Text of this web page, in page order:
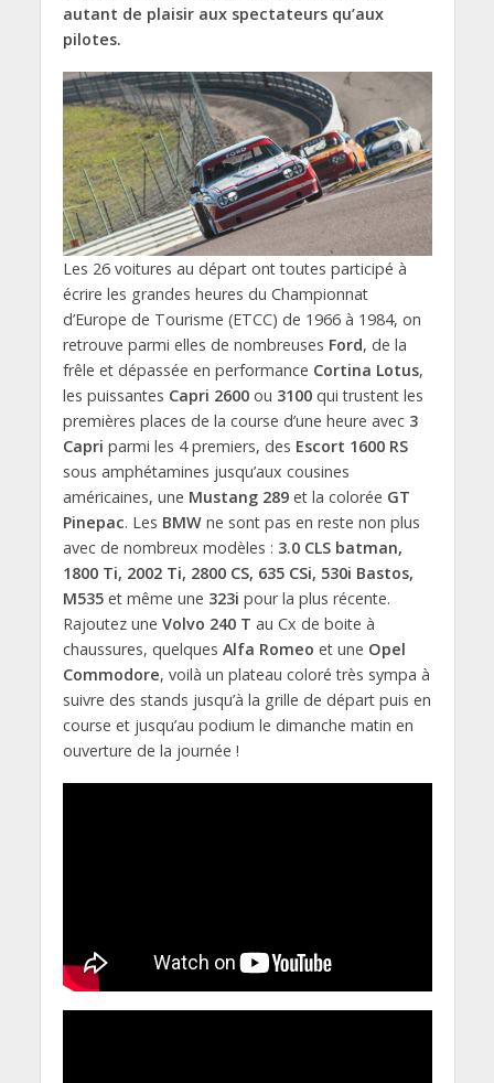
autant de plaisir aux spectateurs qu’aux
pilotes.
Les 26 voitures au départ ont toutes participé à
écrire les grandes heures du Championnat
d’Europe de Tourisme (ETCC) de 1966 à 1984, on
retrouve parmi elles de nombreuses Ford, de la
frêle et dépassée en performance Cortina Lotus,
les puissantes Capri 2600ou 3100qui trustent les
premières places de la course d’une heure avec 3
Capri parmi les 4 premiers, des Escort 1600 RS
sous amphétamines jusqu’aux cousines
américaines, une Mustang 289et la colorée GT
Pinepac. Les BMWne sont pas en reste non plus
avec de nombreux modèles : 3.0 CLS batman,
1800 Ti, 2002 Ti, 2800 CS, 635 CSi, 530i Bastos,
M535et même une 323i pour la plus récente.
Rajoutez une Volvo 240 T au Cx de boite à
chaussures, quelques Alfa Romeo et une Opel
Commodore, voilà un plateau coloré très sympa à
suivre des stands jusqu’à la grille de départ puis en
course et jusqu’au podium le dimanche matin en
ouverture de la journée !